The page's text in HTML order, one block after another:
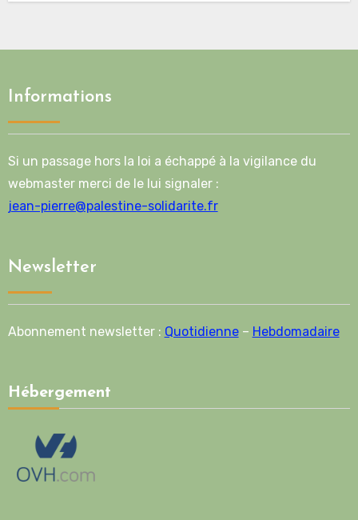
Informations
Si un passage hors la loi a échappé à la vigilance du
webmaster merci de le lui signaler :
jean-pierre@palestine-solidarite.fr
Newsletter
Abonnement newsletter : Quotidienne– Hebdomadaire
Hébergement